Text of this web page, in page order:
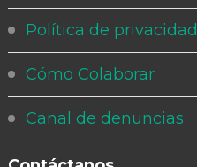
Política de privacidad
Cómo Colaborar
Canal de denuncias